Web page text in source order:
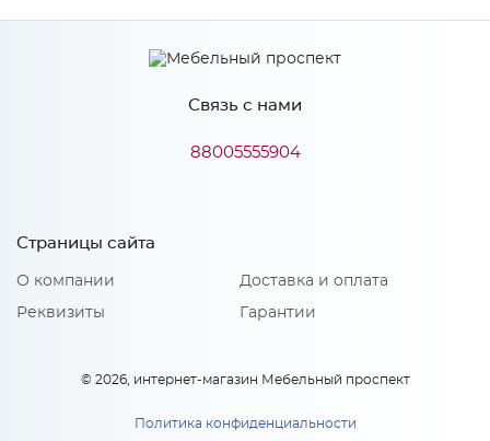
Производитель МиФ
Связь с нами
88005555904
Страницы сайта
О компании
Реквизиты
Доставка и оплата
Гарантии
© 2026, интернет-магазин Мебельный проспект
Политика конфиденциальности